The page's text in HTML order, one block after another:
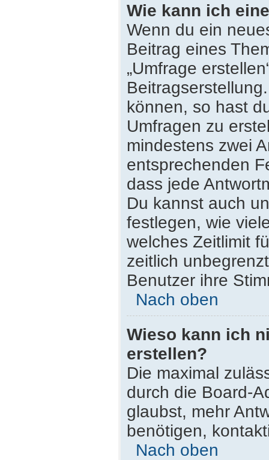
Wie kann ich
Wenn du ein
Beitrag eines
„Umfrage
können, so hast
Umfragen zu
mindestens zwei
entsprechenden
dass jede
Du kannst auch
festlegen, wie
welches Zeitlimit
zeitlich
Benutzer ihre
Nach oben
Wieso kann ich
erstellen?
Die maximal
durch die Board-
glaubst, mehr
benötigen,
Nach oben